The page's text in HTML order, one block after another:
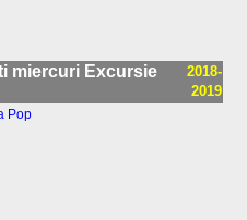
miercuri Excursie
2018-
2019
Pop